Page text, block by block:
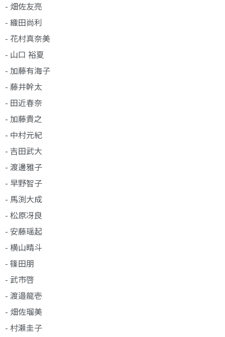
- 畑佐友亮
- 織田尚利
- 花村真奈美
- 山口 裕夏
- 加藤有海子
- 藤井幹太
- 田近春奈
- 加藤貴之
- 中村元紀
- 吉田武大
- 渡邊雅子
- 早野智子
- 馬渕大成
- 松原冴良
- 安藤瑶起
- 横山晴斗
- 篠田朋
- 武市啓
- 渡邉龍壱
- 畑佐瑠美
- 村瀬圭子